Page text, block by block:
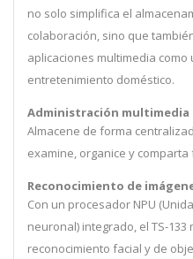
no solo simplifica el
colaboración, sino que
aplicaciones multimedia
entretenimiento doméstico.
Administración multimedia
Almacene de forma
examine, organice y
Reconocimiento de
Con un procesador NPU
neuronal) integrado, el TS-
reconocimiento facial y de